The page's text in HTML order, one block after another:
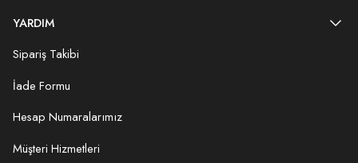
YARDIM
Sipariş Takibi
İade Formu
Hesap Numaralarımız
Müşteri Hizmetleri